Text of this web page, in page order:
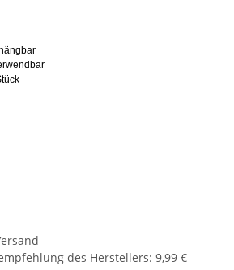
des Herstellers: 9,99 €